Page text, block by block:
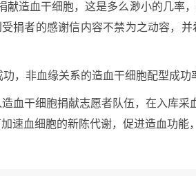
献造血干细胞，这是多么渺小的几率
受捐者的感谢信内容不禁为之动容，
，非血缘关系的造血干细胞配型成功
血干细胞捐献志愿者队伍，在入库
速血细胞的新陈代谢，促进造血功能